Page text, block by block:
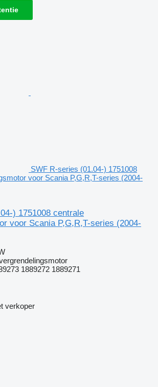
SWF R-series (01.04-) 1751008
voor Scania P,G,R,T-series (2004-
) 1751008 centrale
voor Scania P,G,R,T-series (2004-
1889272 1889271
verkoper